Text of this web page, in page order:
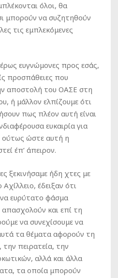
όλοι, θα
μπορούν να συζητηθούν
τις εμπλεκόμενες
ευγνώμονες προς εσάς,
προσπάθειες που
αποστολή του ΟΑΣΕ στη
ή μάλλον ελπίζουμε ότι
πως πλέον αυτή είναι
ευκαιρία για
ούτως ώστε αυτή η
έπ’ άπειρον.
ξεκινήσαμε ήδη χτες με
έδειξαν ότι
ευρύτατο φάσμα
και επί τη
να συνεχίσουμε να
τα θέματα αφορούν τη
πειρατεία, την
αλλά και άλλα
τα οποία μπορούν